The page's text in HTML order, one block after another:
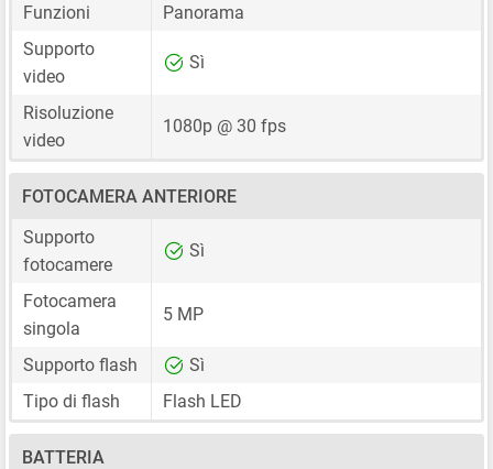
Funzioni
Panorama
Supporto
video
Sì
Risoluzione
video
1080p @ 30 fps
FOTOCAMERA ANTERIORE
Supporto
fotocamere
Sì
Fotocamera
singola
5 MP
Supporto flash
Sì
Tipo di flash
Flash LED
BATTERIA